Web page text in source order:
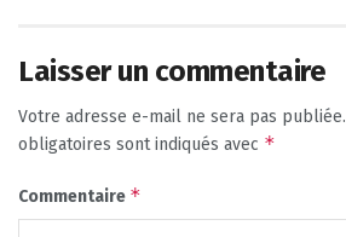
Laisser un commentaire
Votre adresse e-mail ne sera pas publiée.
obligatoires sont indiqués avec *
Commentaire *